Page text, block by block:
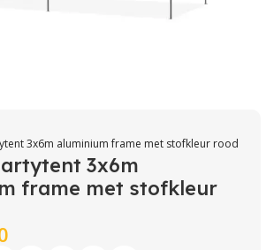
3x6m aluminium frame met stofkleur rood
3x6m
frame met stofkleur